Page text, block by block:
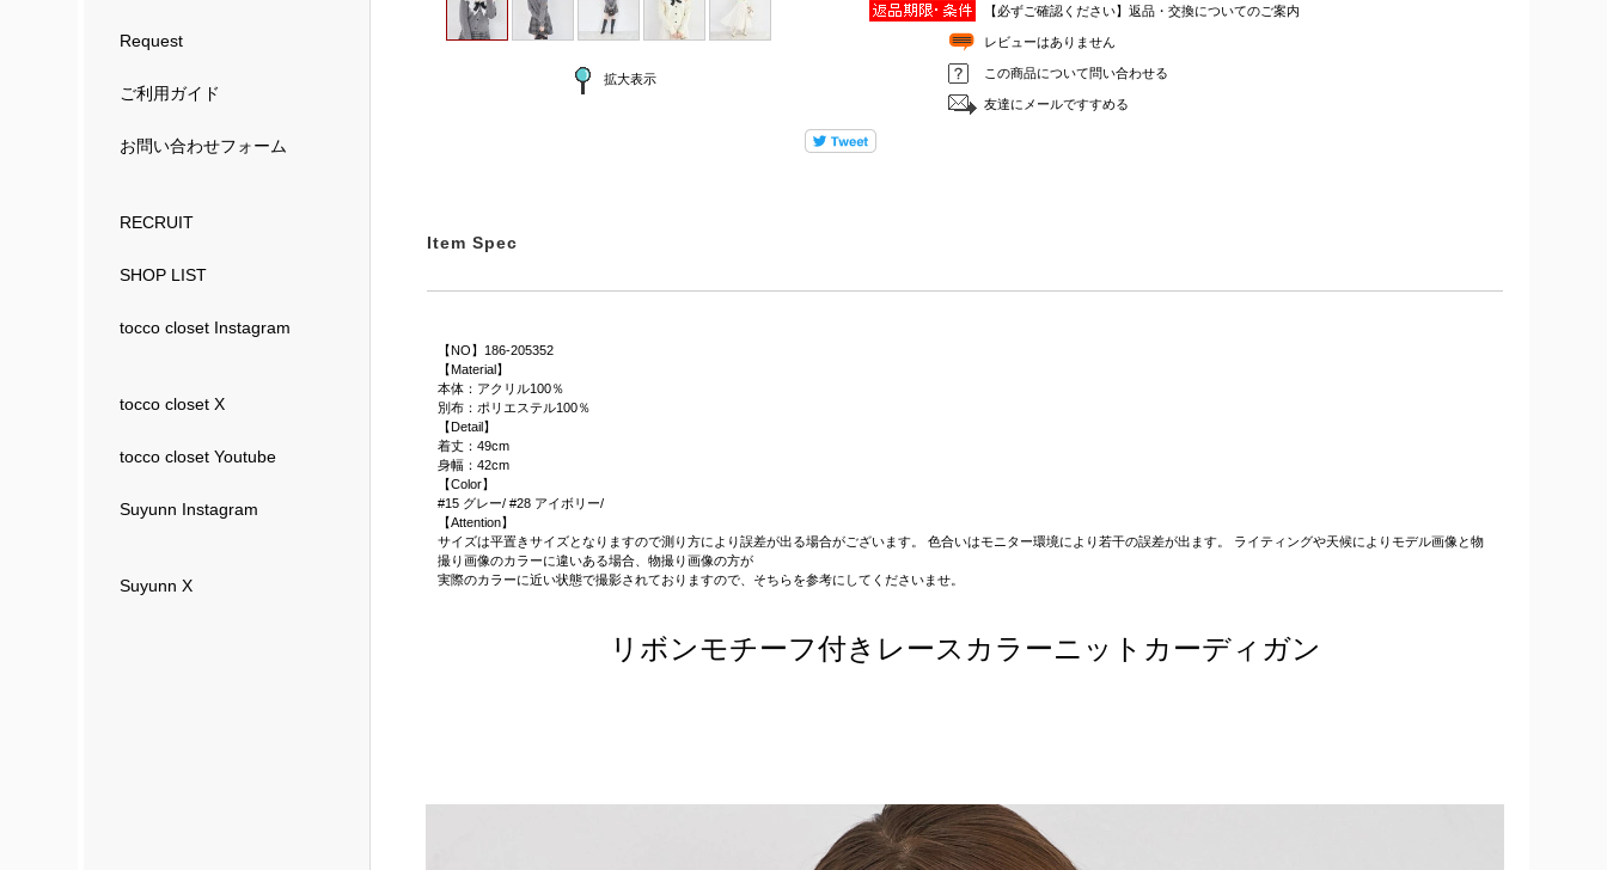
Request
ご利用ガイド
お問い合わせフォーム
RECRUIT
SHOP LIST
tocco closet Instagram
tocco closet X
tocco closet Youtube
Suyunn Instagram
Suyunn X
拡大表示
【必ずご確認ください】返品・交換についてのご案内
レビューはありません
この商品について問い合わせる
友達にメールですすめる
Item Spec
【NO】186-205352
【Material】
本体：アクリル100％
別布：ポリエステル100％
【Detail】
着丈：49cm
身幅：42cm
【Color】
#15 グレー/ #28 アイボリー/
【Attention】
サイズは平置きサイズとなりますので測り方により誤差が出る場合がございます。 色合いはモニター環境により若干の誤差が出ます。 ライティングや天候によりモデル画像と物
撮り画像のカラーに違いある場合、物撮り画像の方が
実際のカラーに近い状態で撮影されておりますので、そちらを参考にしてくださいませ。
リボンモチーフ付きレースカラーニットカーディガン